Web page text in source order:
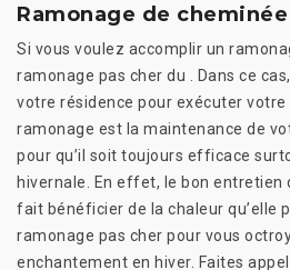
Ramonage de
Si vous voulez accomplir un
ramonage pas cher du . Dans ce
votre résidence pour exécuter votre
ramonage est la maintenance de
pour qu’il soit toujours efficace
hivernale. En effet, le bon entretien
fait bénéficier de la chaleur qu’elle
ramonage pas cher pour vous
enchantement en hiver. Faites